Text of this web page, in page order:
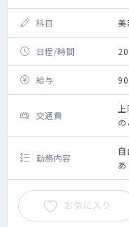
科目 美
日程/時間
給与
交通費
ク
勤務内容
あ
お気に入り